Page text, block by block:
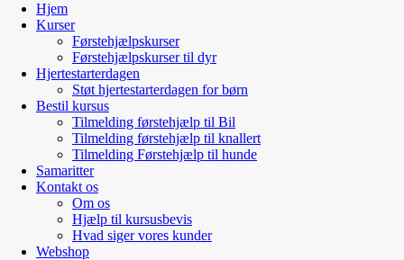
Hjem
Kurser
Førstehjælpskurser
Førstehjælpskurser til dyr
Hjertestarterdagen
Støt hjertestarterdagen for børn
Bestil kursus
Tilmelding førstehjælp til Bil
Tilmelding førstehjælp til knallert
Tilmelding Førstehjælp til hunde
Samaritter
Kontakt os
Om os
Hjælp til kursusbevis
Hvad siger vores kunder
Webshop